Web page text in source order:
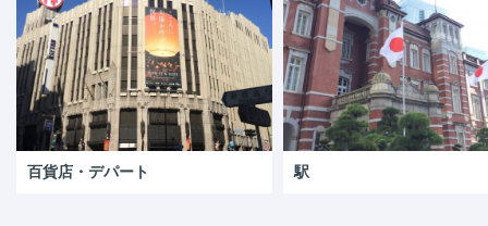
百貨店・デパート 駅